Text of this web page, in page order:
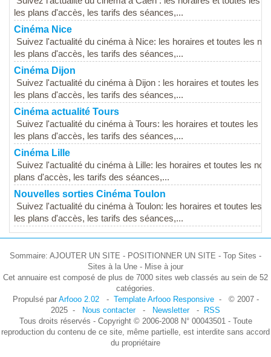
les plans d'accès, les tarifs des séances,...
Cinéma Nice
Suivez l'actualité du cinéma à Nice: les horaires et toutes les
les plans d'accès, les tarifs des séances,...
Cinéma Dijon
Suivez l'actualité du cinéma à Dijon : les horaires et toutes les
les plans d'accès, les tarifs des séances,...
Cinéma actualité Tours
Suivez l'actualité du cinéma à Tours: les horaires et toutes les
les plans d'accès, les tarifs des séances,...
Cinéma Lille
Suivez l'actualité du cinéma à Lille: les horaires et toutes les
plans d'accès, les tarifs des séances,...
Nouvelles sorties Cinéma Toulon
Suivez l'actualité du cinéma à Toulon: les horaires et toutes les
les plans d'accès, les tarifs des séances,...
Sommaire: AJOUTER UN SITE - POSITIONNER UN SITE - Top Sites -
Sites à la Une - Mise à jour
Cet annuaire est composé de plus de 7000 sites web classés au sein de 52
catégories.
Propulsé par Arfooo 2.02- Template Arfooo Responsive- © 2007 -
2025 -
Nous contacter- Newsletter-
RSS
Tous droits réservés - Copyright © 2006-2008 N° 00043501 - Toute
reproduction du contenu de ce site, même partielle, est interdite sans accord
du propriétaire